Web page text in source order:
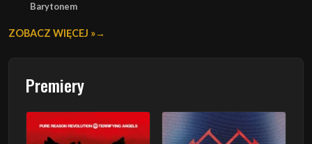
Barytonem
ZOBACZ WIĘCEJ »
Premiery